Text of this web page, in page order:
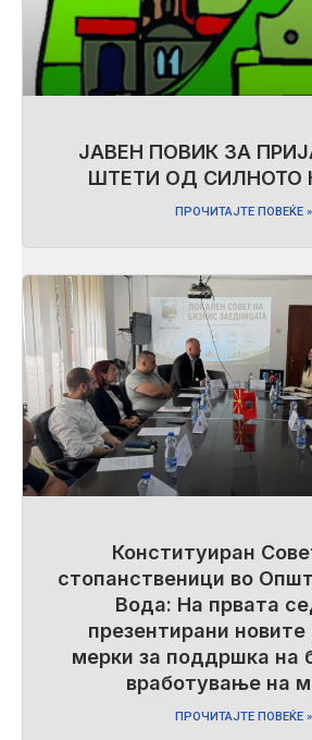
ЈАВЕН ПОВИК ЗА
ШТЕТИ ОД СИЛНОТО
ПРОЧИТАЈТЕ ПОВЕЌЕ »
Конституиран
стопанственици во
Вода: На првата
презентирани
мерки за поддршка на
вработување на
ПРОЧИТАЈТЕ ПОВЕЌЕ »